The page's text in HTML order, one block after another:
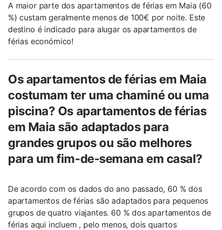
A maior parte dos apartamentos de férias em Maia (60
%) custam geralmente menos de 100€ por noite. Este
destino é indicado para alugar os apartamentos de
férias económico!
Os apartamentos de férias em Maia
costumam ter uma chaminé ou uma
piscina? Os apartamentos de férias
em Maia são adaptados para
grandes grupos ou são melhores
para um fim-de-semana em casal?
De acordo com os dados do ano passado, 60 % dos
apartamentos de férias são adaptados para pequenos
grupos de quatro viajantes. 60 % dos apartamentos de
férias aqui incluem , pelo menos, dois quartos